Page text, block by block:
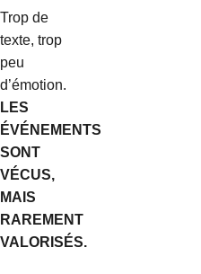
Trop de
texte, trop
peu
d’émotion.
LES
ÉVÉNEMENTS
SONT
VÉCUS,
MAIS
RAREMENT
VALORISÉS.